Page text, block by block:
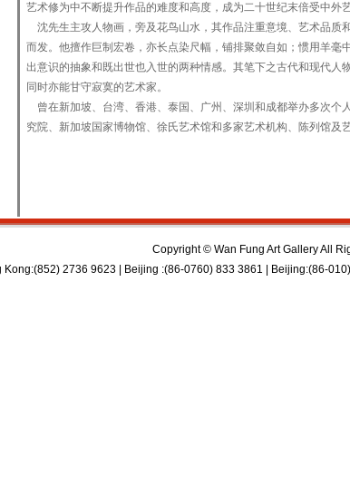
艺术修为中不断提升作品的难度和高度，成为二十世纪末倍受中外
沈先生主攻人物画，旁及花鸟山水，其作品注重意境、艺术品质
而发。他擅作巨制宏卷，亦长点染尺幅，铺排聚敛自如；惯用羊
出意识的抽象和既出世也入世的两种情感。其笔下之古代和现代
同时亦能甘守寂寞的艺术家。
曾在新加坡、台湾、香港、泰国、广州、深圳和成都举办多次个
究院、新加坡国家博物馆、徐氏艺术馆和多家艺术机构、陈列馆及
Copyright © Wan Fung Art Gallery All
Kong:(852) 2736 9623 | Beijing :(86-0760) 833 3861 | Beijing:(86-